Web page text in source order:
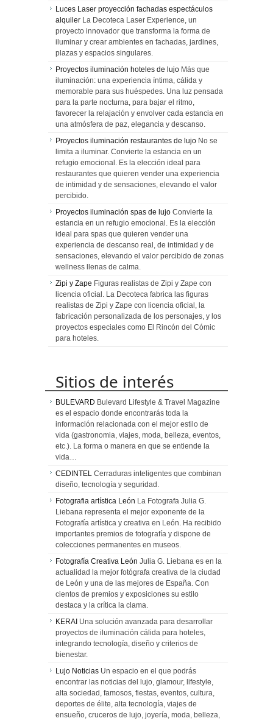
Luces Laser proyección fachadas espectáculos
alquiler La Decoteca Laser Experience, un
proyecto innovador que transforma la forma de
iluminar y crear ambientes en fachadas, jardines,
plazas y espacios singulares.
Proyectos iluminación hoteles de lujo Más que
iluminación: una experiencia íntima, cálida y
memorable para sus huéspedes. Una luz pensada
para la parte nocturna, para bajar el ritmo,
favorecer la relajación y envolver cada estancia en
una atmósfera de paz, elegancia y descanso.
Proyectos iluminación restaurantes de lujo No se
limita a iluminar. Convierte la estancia en un
refugio emocional. Es la elección ideal para
restaurantes que quieren vender una experiencia
de intimidad y de sensaciones, elevando el valor
percibido.
Proyectos iluminación spas de lujo Convierte la
estancia en un refugio emocional. Es la elección
ideal para spas que quieren vender una
experiencia de descanso real, de intimidad y de
sensaciones, elevando el valor percibido de zonas
wellness llenas de calma.
Zipi y Zape Figuras realistas de Zipi y Zape con
licencia oficial. La Decoteca fabrica las figuras
realistas de Zipi y Zape con licencia oficial, la
fabricación personalizada de los personajes, y los
proyectos especiales como El Rincón del Cómic
para hoteles.
Sitios de interés
BULEVARD Bulevard Lifestyle & Travel Magazine
es el espacio donde encontrarás toda la
información relacionada con el mejor estilo de
vida (gastronomia, viajes, moda, belleza, eventos,
etc.). La forma o manera en que se entiende la
vida…
CEDINTEL Cerraduras inteligentes que combinan
diseño, tecnología y seguridad.
Fotografia artística León La Fotografa Julia G.
Liebana representa el mejor exponente de la
Fotografía artística y creativa en León. Ha recibido
importantes premios de fotografía y dispone de
colecciones permanentes en museos.
Fotografía Creativa León Julia G. Liebana es en la
actualidad la mejor fotógrafa creativa de la ciudad
de León y una de las mejores de España. Con
cientos de premios y exposiciones su estilo
destaca y la crítica la clama.
KERAI Una solución avanzada para desarrollar
proyectos de iluminación cálida para hoteles,
integrando tecnología, diseño y criterios de
bienestar.
Lujo Noticias Un espacio en el que podrás
encontrar las noticias del lujo, glamour, lifestyle,
alta sociedad, famosos, fiestas, eventos, cultura,
deportes de élite, alta tecnología, viajes de
ensueño, cruceros de lujo, joyería, moda, belleza,